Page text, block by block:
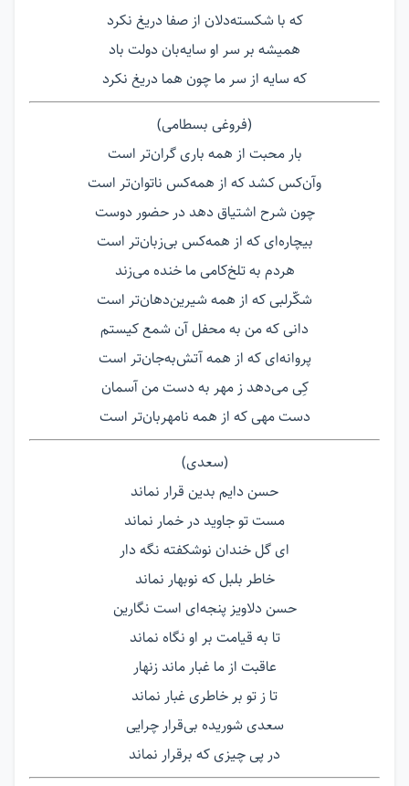
که با شکسته‌دلان از صفا دریغ نکرد
همیشه بر سر او سایه‌بان دولت باد
که سایه از سر ما چون هما دریغ نکرد
(فروغی بسطامی)
بار محبت از همه باری گران‌تر است
وآن‌کس کشد که از همه‌کس ناتوان‌تر است
چون شرح اشتیاق دهد در حضور دوست
بیچاره‌ای که از همه‌کس بی‌زبان‌تر است
هردم به تلخ‌کامی ما خنده می‌زند
شکّرلبی که از همه شیرین‌دهان‌تر است
دانی که من به محفل آن شمع کیستم
پروانه‌ای که از همه آتش‌به‌جان‌تر است
کِی می‌دهد ز مهر به دست من آسمان
دست مهی که از همه نامهربان‌تر است
(سعدی)
حسن دایم بدین قرار نماند
مست تو جاوید در خمار نماند
ای گل خندان نوشکفته نگه دار
خاطر بلبل که نوبهار نماند
حسن دلاویز پنجه‌ای است نگارین
تا به قیامت بر او نگاه نماند
عاقبت از ما غبار ماند زنهار
تا ز تو بر خاطری غبار نماند
سعدی شوریده بی‌قرار چرایی
در پی چیزی که برقرار نماند